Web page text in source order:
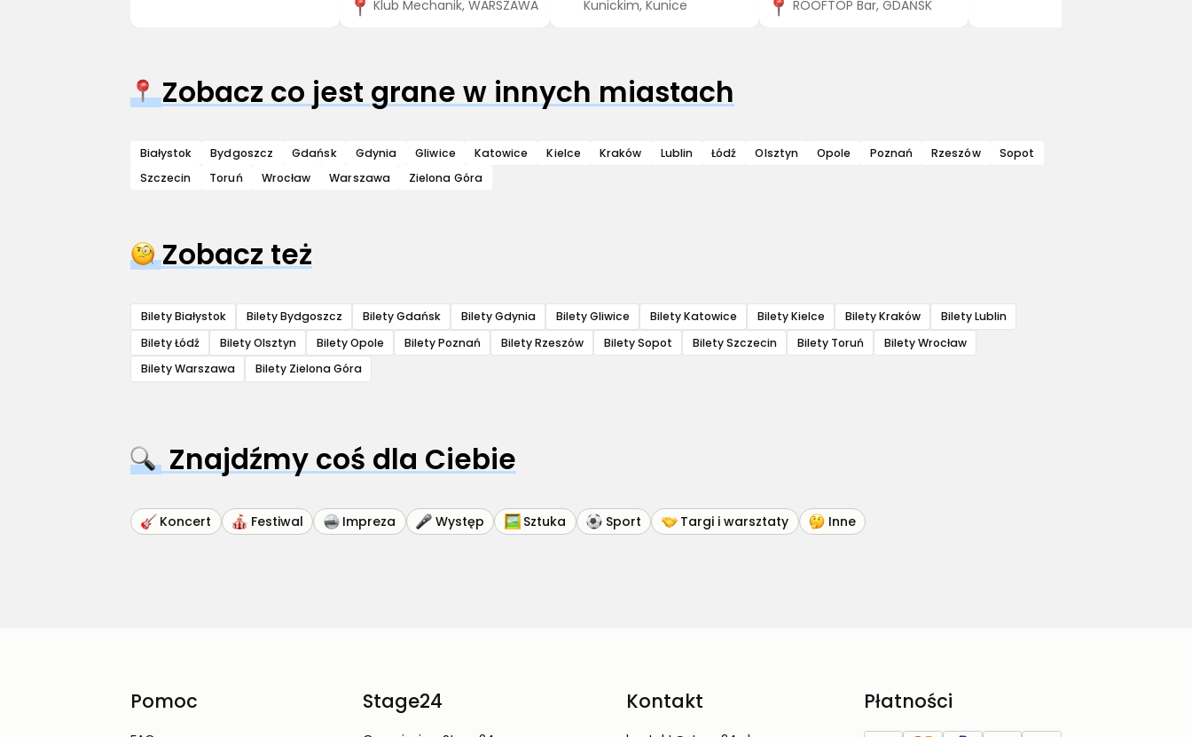
Klub Mechanik, WARSZAWA
Kunickim, Kunice
ROOFTOP Bar, GDAŃSK
Zobacz co jest grane w innych miastach
Białystok Bydgoszcz Gdańsk Gdynia Gliwice Katowice Kielce Kraków Lublin Łódź Olsztyn Opole Poznań Rzeszów
Sopot
Szczecin
Toruń Wrocław Warszawa Zielona Góra
Zobacz też
Bilety Białystok Bilety Bydgoszcz Bilety Gdańsk Bilety Gdynia Bilety Gliwice Bilety Katowice Bilety Kielce Bilety Kraków
Bilety Lublin
Bilety Łódź
Bilety Olsztyn Bilety Opole Bilety Poznań Bilety Rzeszów Bilety Sopot Bilety Szczecin Bilety Toruń
Bilety Wrocław
Bilety Warszawa
Bilety Zielona Góra
Znajdźmy coś dla Ciebie
Koncert Festiwal Impreza Występ Sztuka Sport Targi i warsztaty Inne
Pomoc Stage24 Kontakt Płatności